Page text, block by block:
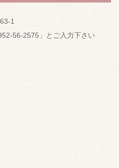
1
56-2575」とご入力下さい